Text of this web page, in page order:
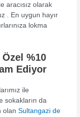
aracısız olarak
. En uygun hayır
lokma
%10
Ediyor
ile
sokakların da
olanSultangazi de